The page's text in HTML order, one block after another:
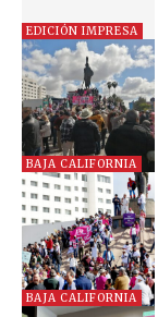
EDICIÓN IMPRESA
BAJA CALIFORNIA
BAJA CALIFORNIA